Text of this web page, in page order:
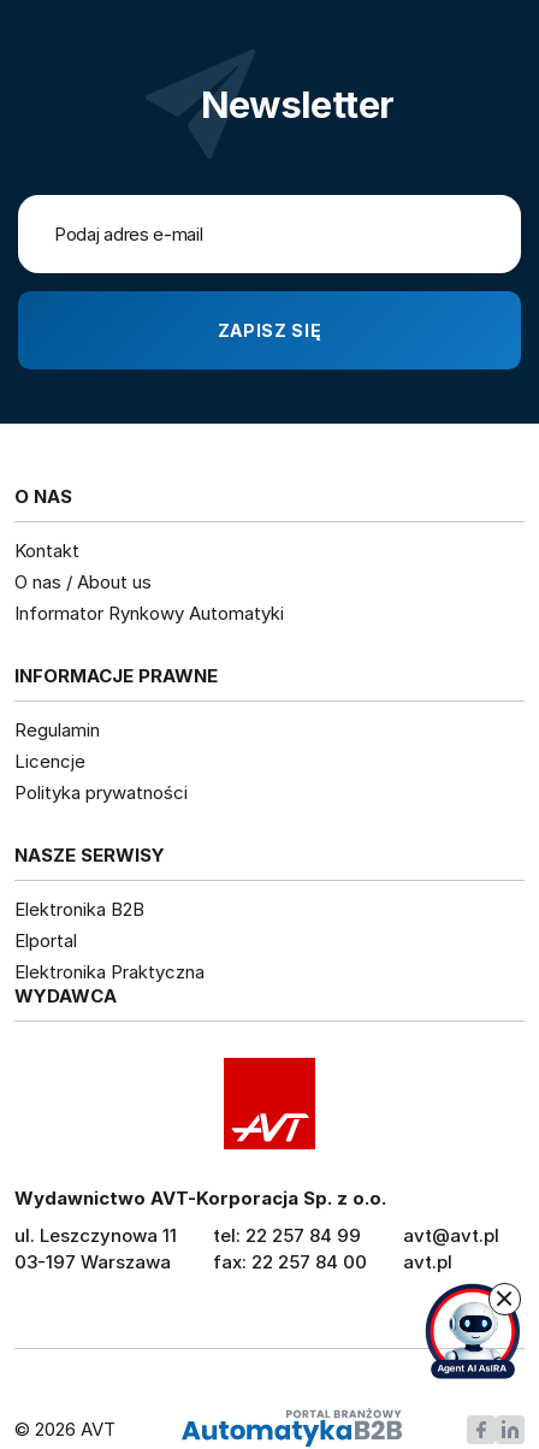
Newsletter
O NAS
Kontakt
O nas / About us
Informator Rynkowy Automatyki
INFORMACJE PRAWNE
Regulamin
Licencje
Polityka prywatności
NASZE SERWISY
Elektronika B2B
Elportal
Elektronika Praktyczna
WYDAWCA
Wydawnictwo AVT-Korporacja Sp. z o.o.
ul. Leszczynowa 11
03-197 Warszawa
tel: 22 257 84 99
fax: 22 257 84 00
avt@avt.pl
avt.pl
© 2026 AVT